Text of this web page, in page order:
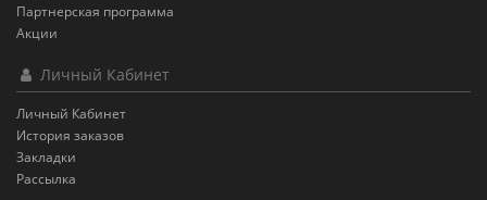
Партнерская программа
Акции
Личный Кабинет
Личный Кабинет
История заказов
Закладки
Рассылка